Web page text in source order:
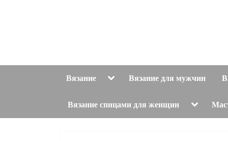
Вязание ToggleВязание для мужчин
Вязание спицами для женщин Toggle
menu